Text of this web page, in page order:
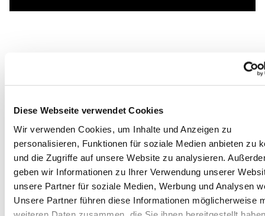
Diese Webseite verwendet Cookies
Wir verwenden Cookies, um Inhalte und Anzeigen zu
personalisieren, Funktionen für soziale Medien anbieten zu
und die Zugriffe auf unsere Website zu analysieren.
geben wir Informationen zu Ihrer Verwendung unserer
unsere Partner für soziale Medien, Werbung und Analysen
Unsere Partner führen diese Informationen möglicherweise